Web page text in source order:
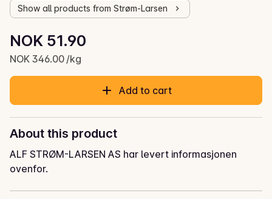
Show all products from Strøm-Larsen
Current price is: NOK 51.90
NOK 51.90
NOK 346.00 /kg
Unit price: NOK 346.00 /kg
Add to cart
About this product
ALF STRØM-LARSEN AS har levert informasjonen
ovenfor.